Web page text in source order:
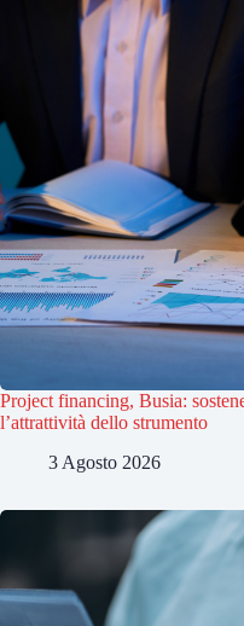
Project financing, Busia:
l’attrattività dello strumento
3 Agosto 2026